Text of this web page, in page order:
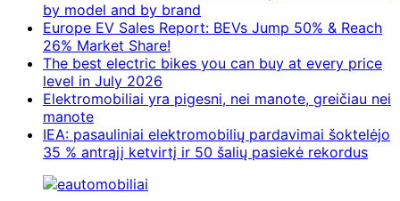
by model and by brand
Europe EV Sales Report: BEVs Jump 50% & Reach
26% Market Share!
The best electric bikes you can buy at every price
level in July 2026
Elektromobiliai yra pigesni, nei manote, greičiau nei
manote
IEA: pasauliniai elektromobilių pardavimai šoktelėjo
35 % antrąjį ketvirtį ir 50 šalių pasiekė rekordus